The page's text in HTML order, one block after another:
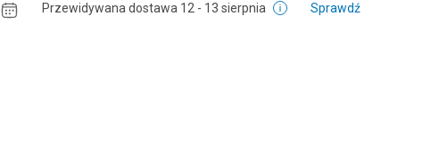
Przewidywana dostawa 12 - 13 sierpnia Sprawdź